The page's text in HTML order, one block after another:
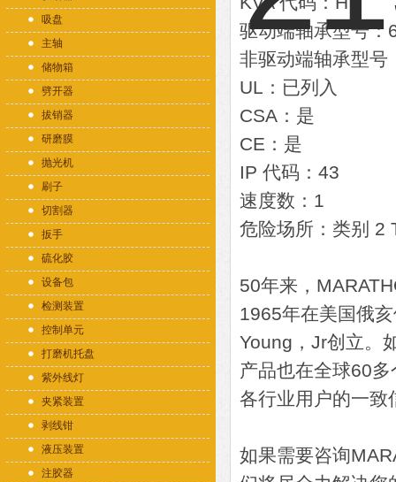
吸盘
主轴
储物箱
劈开器
拔销器
研磨膜
抛光机
刷子
切割器
扳手
硫化胶
设备包
检测装置
控制单元
打磨机托盘
紫外线灯
夹紧装置
剥线钳
液压装置
注胶器
驱动端轴承型号：
非驱动端轴承型号
UL：已列入
CSA：是
CE：是
IP 代码：43
速度数：1
危险场所：类别
50年来，
1965年在美国俄
Young，Jr创立。
产品也在全球60
各行业用户的一致
如果需要咨询